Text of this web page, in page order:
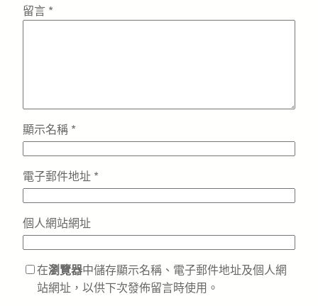
留言 *
顯示名稱 *
電子郵件地址 *
個人網站網址
在瀏覽器中儲存顯示名稱、電子郵件地址及個人網
站網址，以供下次發佈留言時使用。